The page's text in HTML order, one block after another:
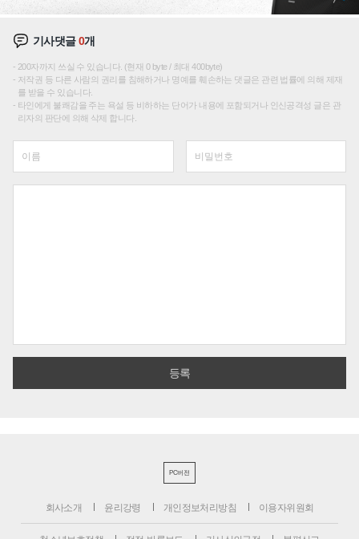
기사댓글0개
200자까지 쓰실 수 있습니다. (현재 0 byte / 최대 400byte)
저작권 등 다른 사람의 권리를 침해하거나 명예를 훼손하는 댓글은 관련 법률에 의해 제재
를 받을 수 있습니다.
타인에게 불쾌감을 주는 욕설 등 비하하는 단어가 내용에 포함되거나 인신공격성 글은 관
리자의 판단에 의해 삭제 합니다.
PC버전
회사소개 윤리강령 개인정보처리방침 이용자위원회